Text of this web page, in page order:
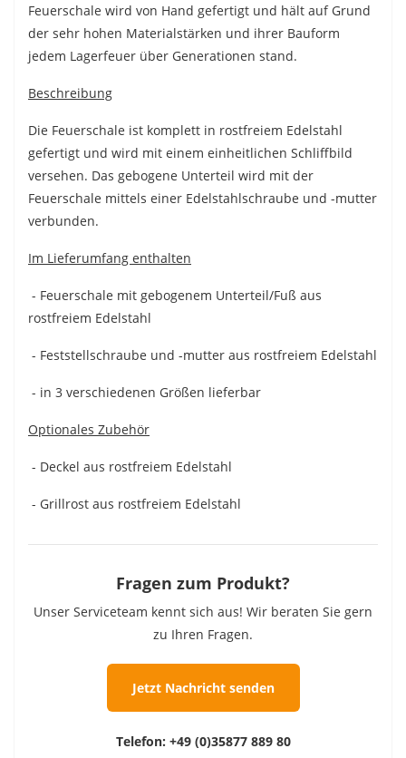
Feuerschale wird von Hand gefertigt und hält auf Grund
der sehr hohen Materialstärken und ihrer Bauform
jedem Lagerfeuer über Generationen stand.
Beschreibung
Die Feuerschale ist komplett in rostfreiem Edelstahl
gefertigt und wird mit einem einheitlichen Schliffbild
versehen. Das gebogene Unterteil wird mit der
Feuerschale mittels einer Edelstahlschraube und -mutter
verbunden.
Im Lieferumfang enthalten
- Feuerschale mit gebogenem Unterteil/Fuß aus
rostfreiem Edelstahl
- Feststellschraube und -mutter aus rostfreiem Edelstahl
- in 3 verschiedenen Größen lieferbar
Optionales Zubehör
- Deckel aus rostfreiem Edelstahl
- Grillrost aus rostfreiem Edelstahl
Fragen zum Produkt?
Unser Serviceteam kennt sich aus! Wir beraten Sie gern
zu Ihren Fragen.
Jetzt Nachricht senden
Telefon: +49 (0)35877 889 80